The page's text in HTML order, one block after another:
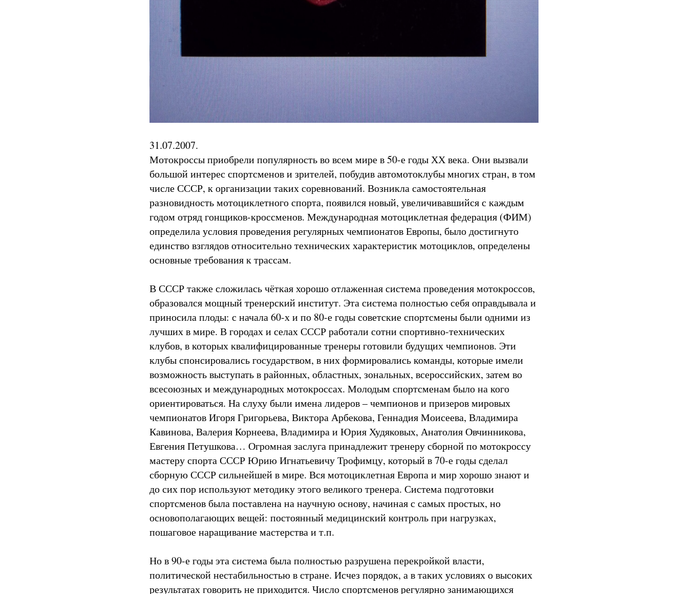
31.07.2007.
Мотокроссы приобрели популярность во всем мире в 50-е годы ХХ века. Они вызвали
большой интерес спортсменов и зрителей, побудив автомотоклубы многих стран, в том
числе СССР, к организации таких соревнований. Возникла самостоятельная
разновидность мотоциклетного спорта, появился новый, увеличивавшийся с каждым
годом отряд гонщиков-кроссменов. Международная мотоциклетная федерация (ФИМ)
определила условия проведения регулярных чемпионатов Европы, было достигнуто
единство взглядов относительно технических характеристик мотоциклов, определены
основные требования к трассам.
В СССР также сложилась чёткая хорошо отлаженная система проведения мотокроссов,
образовался мощный тренерский институт. Эта система полностью себя оправдывала и
приносила плоды: с начала 60-х и по 80-е годы советские спортсмены были одними из
лучших в мире. В городах и селах СССР работали сотни спортивно-технических
клубов, в которых квалифицированные тренеры готовили будущих чемпионов. Эти
клубы спонсировались государством, в них формировались команды, которые имели
возможность выступать в районных, областных, зональных, всероссийских, затем во
всесоюзных и международных мотокроссах. Молодым спортсменам было на кого
ориентироваться. На слуху были имена лидеров – чемпионов и призеров мировых
чемпионатов Игоря Григорьева, Виктора Арбекова, Геннадия Моисеева, Владимира
Кавинова, Валерия Корнеева, Владимира и Юрия Худяковых, Анатолия Овчинникова,
Евгения Петушкова… Огромная заслуга принадлежит тренеру сборной по мотокроссу
мастеру спорта СССР Юрию Игнатьевичу Трофимцу, который в 70-е годы сделал
сборную СССР сильнейшей в мире. Вся мотоциклетная Европа и мир хорошо знают и
до сих пор используют методику этого великого тренера. Система подготовки
спортсменов была поставлена на научную основу, начиная с самых простых, но
основополагающих вещей: постоянный медицинский контроль при нагрузках,
пошаговое наращивание мастерства и т.п.
Но в 90-е годы эта система была полностью разрушена перекройкой власти,
политической нестабильностью в стране. Исчез порядок, а в таких условиях о высоких
результатах говорить не приходится. Число спортсменов регулярно занимающихся